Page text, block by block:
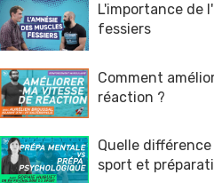
L'importance de
fessiers
Comment
réaction ?
Quelle
sport et